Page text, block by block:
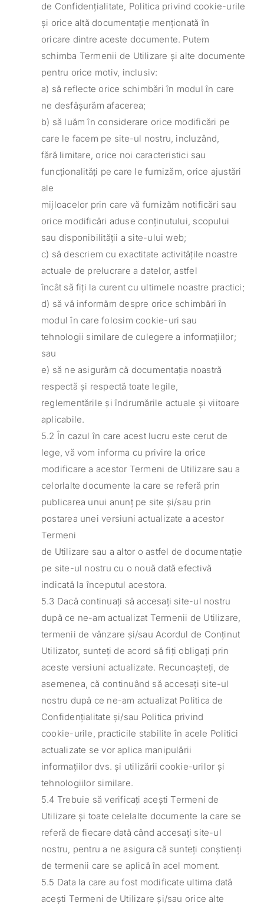
de Confidențialitate, Politica privind cookie-urile
și orice altă documentație menționată în
oricare dintre aceste documente. Putem
schimba Termenii de Utilizare și alte documente
pentru orice motiv, inclusiv:
a) să reflecte orice schimbări în modul în care
ne desfășurăm afacerea;
b) să luăm în considerare orice modificări pe
care le facem pe site-ul nostru, incluzând,
fără limitare, orice noi caracteristici sau
funcționalități pe care le furnizăm, orice ajustări
ale
mijloacelor prin care vă furnizăm notificări sau
orice modificări aduse conținutului, scopului
sau disponibilității a site-ului web;
c) să descriem cu exactitate activitățile noastre
actuale de prelucrare a datelor, astfel
încât să fiți la curent cu ultimele noastre practici;
d) să vă informăm despre orice schimbări în
modul în care folosim cookie-uri sau
tehnologii similare de culegere a informațiilor;
sau
e) să ne asigurăm că documentația noastră
respectă și respectă toate legile,
reglementările și îndrumările actuale și viitoare
aplicabile.
5.2 În cazul în care acest lucru este cerut de
lege, vă vom informa cu privire la orice
modificare a acestor Termeni de Utilizare sau a
celorlalte documente la care se referă prin
publicarea unui anunț pe site și/sau prin
postarea unei versiuni actualizate a acestor
Termeni
de Utilizare sau a altor o astfel de documentație
pe site-ul nostru cu o nouă dată efectivă
indicată la începutul acestora.
5.3 Dacă continuați să accesați site-ul nostru
după ce ne-am actualizat Termenii de Utilizare,
termenii de vânzare și/sau Acordul de Conținut
Utilizator, sunteți de acord să fiți obligați prin
aceste versiuni actualizate. Recunoașteți, de
asemenea, că continuând să accesați site-ul
nostru după ce ne-am actualizat Politica de
Confidențialitate și/sau Politica privind
cookie-urile, practicile stabilite în acele Politici
actualizate se vor aplica manipulării
informațiilor dvs. și utilizării cookie-urilor și
tehnologiilor similare.
5.4 Trebuie să verificați acești Termeni de
Utilizare și toate celelalte documente la care se
referă de fiecare dată când accesați site-ul
nostru, pentru a ne asigura că sunteți conștienți
de termenii care se aplică în acel moment.
5.5 Data la care au fost modificate ultima dată
acești Termeni de Utilizare și/sau orice alte